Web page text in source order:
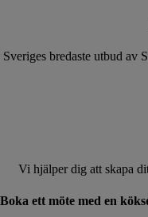
Sveriges bredaste utbud av
Vi hjälper dig att skapa
Boka ett möte med en